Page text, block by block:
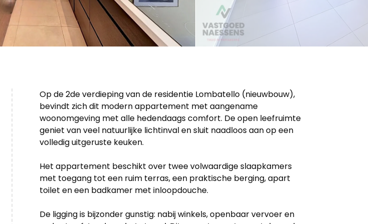
Op de 2de verdieping van de residentie Lombatello (nieuwbouw),
bevindt zich dit modern appartement met aangename
woonomgeving met alle hedendaags comfort. De open leefruimte
geniet van veel natuurlijke lichtinval en sluit naadloos aan op een
volledig uitgeruste keuken.
Het appartement beschikt over twee volwaardige slaapkamers
met toegang tot een ruim terras, een praktische berging, apart
toilet en een badkamer met inloopdouche.
De ligging is bijzonder gunstig: nabij winkels, openbaar vervoer en